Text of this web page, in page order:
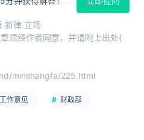
新律 立场
须经作者同意，并请附上出处(
minshangfa/225.html
工作意见 财政部